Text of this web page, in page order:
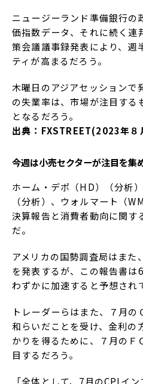
ニュージーランド準備銀行の
価指数データ、それに続く連
策会議議事録発表により、週
ティが高まるだろう。
木曜日のアジアセッションで
の失業率は、市場が注目する
となるだろう。
出典：FXSTREET(2023年
今週は小売セクターが注目を集
ホーム・デポ（HD）（分析
（分析）、ウォルマート（
決算報告と消費者動向に関す
だ。
アメリカの国勢調査局はまた
を発表するが、この報告書は
わずかに加速すると予想され
トレーダーらはまた、７月
和らいだことを受け、金利の
かりを得るために、７月のＦ
目するだろう。
「全体として、7月のCPIイ